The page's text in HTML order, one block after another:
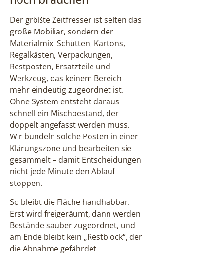
Der größte Zeitfresser ist selten das
große Mobiliar, sondern der
Materialmix: Schütten, Kartons,
Regalkästen, Verpackungen,
Restposten, Ersatzteile und
Werkzeug, das keinem Bereich
mehr eindeutig zugeordnet ist.
Ohne System entsteht daraus
schnell ein Mischbestand, der
doppelt angefasst werden muss.
Wir bündeln solche Posten in einer
Klärungszone und bearbeiten sie
gesammelt – damit Entscheidungen
nicht jede Minute den Ablauf
stoppen.
So bleibt die Fläche handhabbar:
Erst wird freigeräumt, dann werden
Bestände sauber zugeordnet, und
am Ende bleibt kein „Restblock“, der
die Abnahme gefährdet.